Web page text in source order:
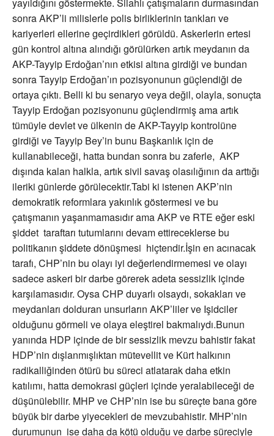
sonra AKP’li milislerle polis birliklerinin tankları ve
kariyerleri ellerine geçirdikleri görüldü. Askerlerin ertesi
gün kontrol altına alındığı görülürken artık meydanın da
AKP-Tayyip Erdoğan’nın etkisi altına girdiği ve bundan
sonra Tayyip Erdoğan’ın pozisyonunun güçlendiği de
ortaya çıktı. Belli ki bu senaryo veya değil, olayla, sonuçta
Tayyip Erdoğan pozisyonunu güçlendirmiş ama artık
tümüyle devlet ve ülkenin de AKP-Tayyip kontrolüne
girdiği ve Tayyip Bey’in bunu Başkanlık için de
kullanabileceği, hatta bundan sonra bu zaferle, AKP
dışında kalan halkla, artık sivil savaş olasılığının da arttığı
ileriki günlerde görülecektir.Tabi ki istenen AKP’nin
demokratik reformlara yakınlık göstermesi ve bu
çatışmanın yaşanmamasıdır ama AKP ve RTE eğer eski
şiddet taraftarı tutumlarını devam ettireceklerse bu
politikanın şiddete dönüşmesi hiçtendir.İşin en acınacak
tarafı, CHP’nin bu olayı iyi değerlendirmemesi ve olayı
sadece askeri bir darbe görerek adeta sessizlik içinde
karşılamasıdır. Oysa CHP duyarlı olsaydı, sokakları ve
meydanları dolduran unsurların AKP’liler ve Işidciler
olduğunu görmeli ve olaya eleştirel bakmalıydı.Bunun
yanında HDP içinde de bir sessizlik mevzu bahistir fakat
HDP’nin dışlanmışlıktan mütevellit ve Kürt halkının
radikalliğinden ötürü bu süreci atlatarak daha etkin
katılımı, hatta demokrasi güçleri içinde yeralabileceği de
düşünülebilir. MHP ve CHP’nin ise bu süreçte bana göre
büyük bir darbe yiyecekleri de mevzubahistir. MHP’nin
durumunun ise daha da kötü olduğu ve darbe süreciyle